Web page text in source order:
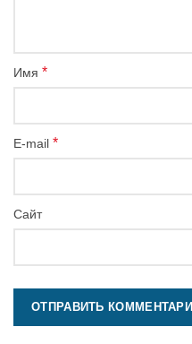
Имя *
E-mail *
Сайт